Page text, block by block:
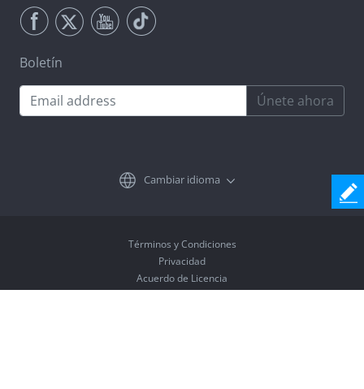
Boletín
Únete ahora
Cambiar idioma
Términos y Condiciones
Privacidad
Acuerdo de Licencia